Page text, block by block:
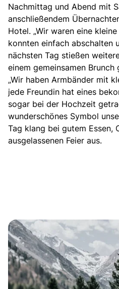
Nachmittag und Abend mit
anschließendem
Hotel. „Wir waren eine
konnten einfach abschalten
nächsten Tag stießen
einem gemeinsamen
„Wir haben Armbänder mit
jede Freundin hat eines
sogar bei der Hochzeit
wunderschönes Symbol
Tag klang bei gutem Essen,
ausgelassenen Feier aus.